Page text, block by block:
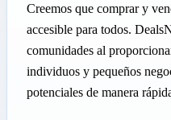
Creemos que comprar y
accesible para todos.
comunidades al
individuos y pequeños
potenciales de manera